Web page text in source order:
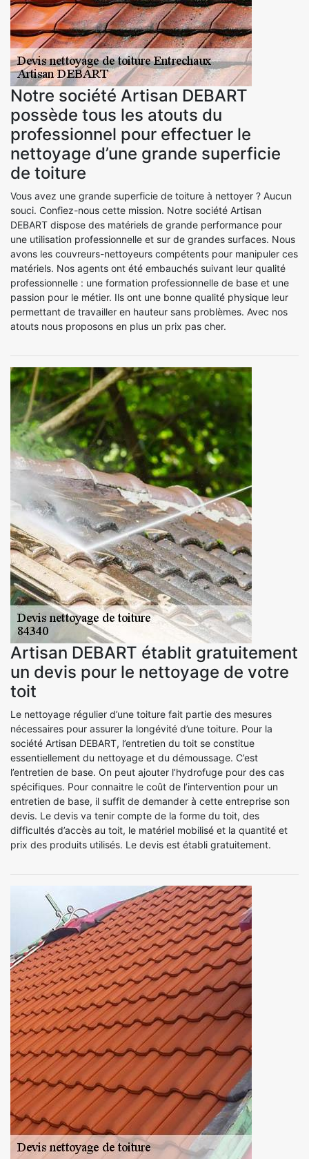
Notre société Artisan DEBART
possède tous les atouts du
professionnel pour effectuer le
nettoyage d’une grande superficie
de toiture
Vous avez une grande superficie de toiture à nettoyer ? Aucun
souci. Confiez-nous cette mission. Notre société Artisan
DEBART dispose des matériels de grande performance pour
une utilisation professionnelle et sur de grandes surfaces. Nous
avons les couvreurs-nettoyeurs compétents pour manipuler ces
matériels. Nos agents ont été embauchés suivant leur qualité
professionnelle : une formation professionnelle de base et une
passion pour le métier. Ils ont une bonne qualité physique leur
permettant de travailler en hauteur sans problèmes. Avec nos
atouts nous proposons en plus un prix pas cher.
Artisan DEBART établit gratuitement
un devis pour le nettoyage de votre
toit
Le nettoyage régulier d’une toiture fait partie des mesures
nécessaires pour assurer la longévité d’une toiture. Pour la
société Artisan DEBART, l’entretien du toit se constitue
essentiellement du nettoyage et du démoussage. C’est
l’entretien de base. On peut ajouter l’hydrofuge pour des cas
spécifiques. Pour connaitre le coût de l’intervention pour un
entretien de base, il suffit de demander à cette entreprise son
devis. Le devis va tenir compte de la forme du toit, des
difficultés d’accès au toit, le matériel mobilisé et la quantité et
prix des produits utilisés. Le devis est établi gratuitement.